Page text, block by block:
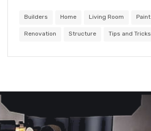
Builders Home Living Room Paint
Renovation Structure Tips and Tricks